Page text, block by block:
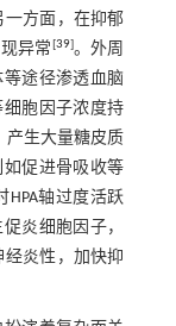
一方面，在抑郁
异常 [39]。外周
途径渗透血脑
细胞因子浓度持
产生大量糖皮质
促进骨吸收等
HPA轴过度活跃
炎细胞因子，
经炎性，加快抑